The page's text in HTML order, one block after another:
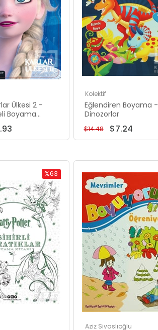
Ülkesi 2 -
Boyama
Kolektif
Eğlendiren Boyama -
Dinozorlar
$7.24
$14.48
%63
İndirim
%63İndirim
Aziz Sivaslıoğlu